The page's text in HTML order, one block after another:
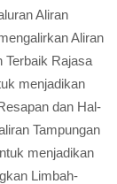
Aliran
Aliran
Terbaik Rajasa
menjadikan
dan Hal-
Tampungan
menjadikan
Limbah-